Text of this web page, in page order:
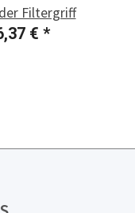
Filtergriff
€ *